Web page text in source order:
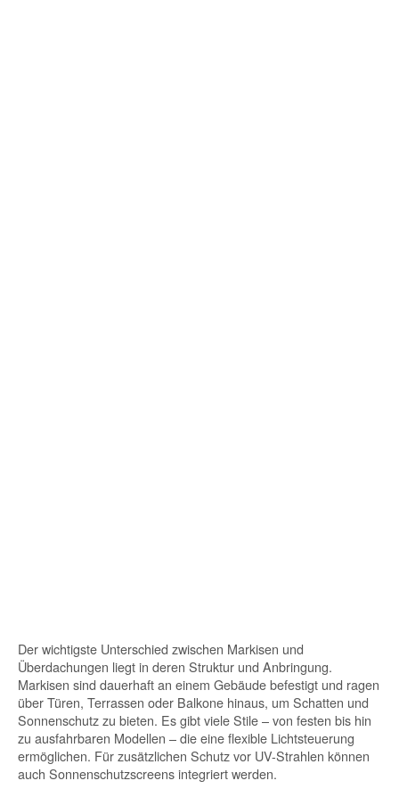
Der wichtigste Unterschied zwischen Markisen und
Überdachungen liegt in deren Struktur und Anbringung.
Markisen sind dauerhaft an einem Gebäude befestigt und ragen
über Türen, Terrassen oder Balkone hinaus, um Schatten und
Sonnenschutz zu bieten. Es gibt viele Stile – von festen bis hin
zu ausfahrbaren Modellen – die eine flexible Lichtsteuerung
ermöglichen. Für zusätzlichen Schutz vor UV-Strahlen können
auch Sonnenschutzscreens integriert werden.